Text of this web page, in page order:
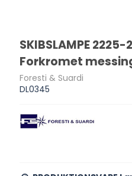
SKIBSLAMPE
Forkromet
Foresti & Suardi
DL0345